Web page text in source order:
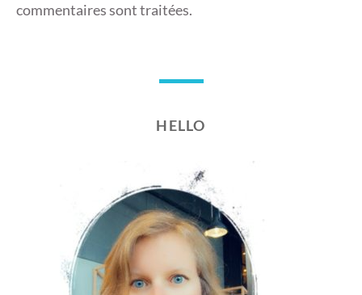
commentaires sont traitées.
HELLO